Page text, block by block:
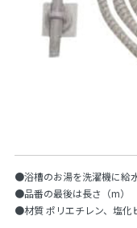
●浴槽のお湯を洗濯機に給
●品番の最後は長さ（m）
●材質 ポリエチレン、塩化